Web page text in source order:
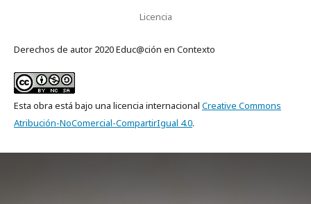
Licencia
Derechos de autor 2020 Educ@ción en Contexto
Esta obra está bajo una licencia internacional Creative Commons
Atribución-NoComercial-CompartirIgual 4.0.